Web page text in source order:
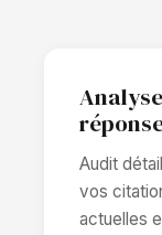
Audit
vos
actuelles